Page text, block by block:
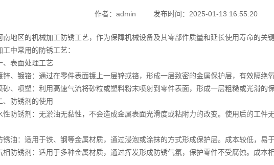
作者：admin 发布时间：2025-01-13 16:55:20
区的机械加工防锈工艺，作为保障机械设备及其零部件质量和延长使用寿命的关
工中常用的防锈工艺：
表面处理工艺
镀铬‌：通过在零件表面镀上一层锌或铬，形成一层致密的金属保护层，有效隔绝氧
喷塑‌：利用高速气流将砂粒或塑料粉末喷射到零件表面，形成一层粗糙或光滑的保
防锈剂的使用
锈剂‌：无淤油无黏性，不会造成金属表面光滑度或粘附力的改变。使用后的工件
：适用于铁、钢等金属材质，通过浸泡或涂抹的方式形成保护层。成本较低，易于
锈剂‌：适用于多种金属材质，通过挥发形成防锈气氛，保护零件不受腐蚀。成本相